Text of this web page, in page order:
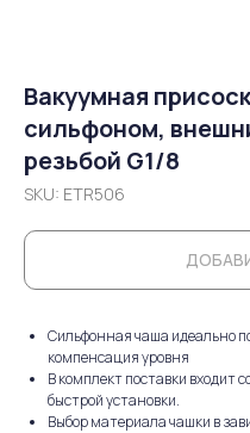
Вакуумная
сильфоном,
резьбой G1/8
SKU: ETR506
Сильфонная чаша идеально
компенсация уровня
В комплект поставки входит
быстрой установки.
Выбор материала чашки в